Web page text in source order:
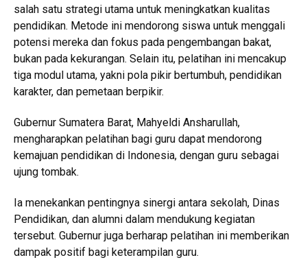
salah satu strategi utama untuk meningkatkan kualitas
pendidikan. Metode ini mendorong siswa untuk menggali
potensi mereka dan fokus pada pengembangan bakat,
bukan pada kekurangan. Selain itu, pelatihan ini mencakup
tiga modul utama, yakni pola pikir bertumbuh, pendidikan
karakter, dan pemetaan berpikir.
Gubernur Sumatera Barat, Mahyeldi Ansharullah,
mengharapkan pelatihan bagi guru dapat mendorong
kemajuan pendidikan di Indonesia, dengan guru sebagai
ujung tombak.
Ia menekankan pentingnya sinergi antara sekolah, Dinas
Pendidikan, dan alumni dalam mendukung kegiatan
tersebut. Gubernur juga berharap pelatihan ini memberikan
dampak positif bagi keterampilan guru.